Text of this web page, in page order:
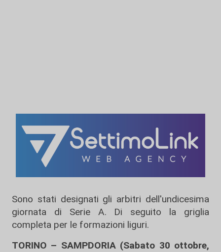
Sono stati designati gli arbitri dell'undicesima
giornata di Serie A. Di seguito la griglia
completa per le formazioni liguri.
TORINO – SAMPDORIA (Sabato 30 ottobre,